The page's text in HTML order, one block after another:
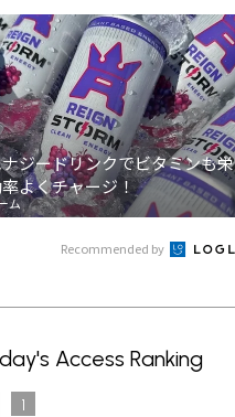
ジードリンクでビタミンも栄
よくチャージ！
ム
Recommended by
Access Ranking
1